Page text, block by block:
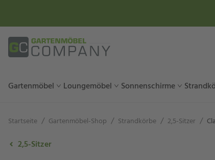
Gartenmöbel Loungemöbel Sonnenschirme
Startseite / Gartenmöbel-Shop / Strandkörbe / 2,5-Sitzer /
2,5-Sitzer